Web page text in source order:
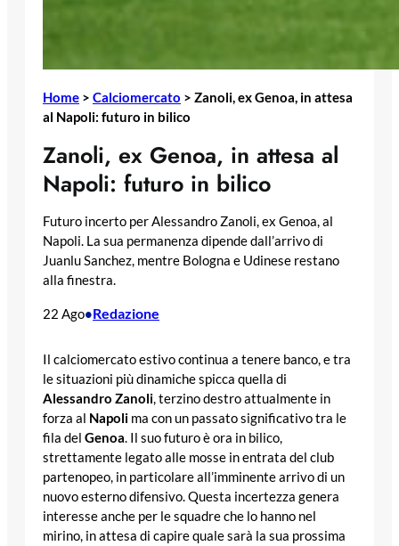
Home > Calciomercato > Zanoli, ex Genoa, in attesa
al Napoli: futuro in bilico
Zanoli, ex Genoa, in attesa al
Napoli: futuro in bilico
Futuro incerto per Alessandro Zanoli, ex Genoa, al
Napoli. La sua permanenza dipende dall’arrivo di
Juanlu Sanchez, mentre Bologna e Udinese restano
alla finestra.
22 Ago•Redazione
Il calciomercato estivo continua a tenere banco, e tra
le situazioni più dinamiche spicca quella di
Alessandro Zanoli, terzino destro attualmente in
forza al Napoli ma con un passato significativo tra le
fila del Genoa. Il suo futuro è ora in bilico,
strettamente legato alle mosse in entrata del club
partenopeo, in particolare all’imminente arrivo di un
nuovo esterno difensivo. Questa incertezza genera
interesse anche per le squadre che lo hanno nel
mirino, in attesa di capire quale sarà la sua prossima